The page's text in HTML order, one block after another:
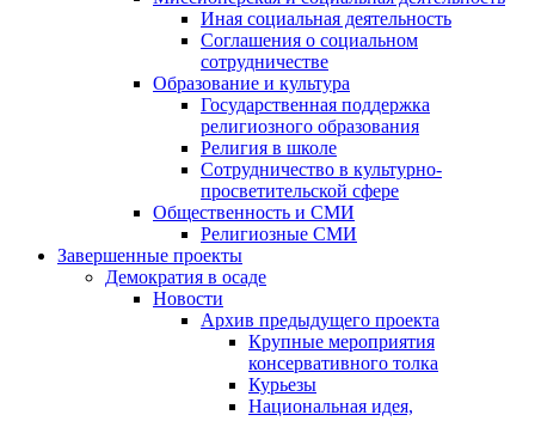
Иная социальная деятельность
Соглашения о социальном
сотрудничестве
Образование и культура
Государственная поддержка
религиозного образования
Религия в школе
Сотрудничество в культурно-
просветительской сфере
Общественность и СМИ
Религиозные СМИ
Завершенные проекты
Демократия в осаде
Новости
Архив предыдущего проекта
Крупные мероприятия
консервативного толка
Курьезы
Национальная идея,